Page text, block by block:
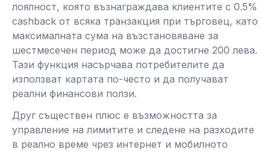
лоялност, която възнаграждава клиентите с 0.5%
cashback от всяка транзакция при търговец, като
максималната сума на възстановяване за
шестмесечен период може да достигне 200 лева.
Тази функция насърчава потребителите да
използват картата по-често и да получават
реални финансови ползи.
Друг съществен плюс е възможността за
управление на лимитите и следене на разходите
в реално време чрез интернет и мобилното